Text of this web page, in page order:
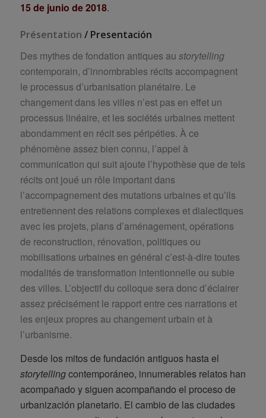
15 de junio de 2018.
Présentation / Presentación
Des mythes de fondation antiques au storytelling
contemporain, d’innombrables récits accompagnent
le processus d’urbanisation planétaire. Le
changement dans les villes n’est pas en effet un
processus linéaire, et les sociétés urbaines mettent
abondamment en récit ses péripéties. À ce
phénomène assez bien connu, l’appel à
communication qui suit ajoute l’hypothèse que de tels
récits ont joué un rôle important dans
l’accompagnement des mutations urbaines et qu’ils
entretiennent des relations complexes et dialectiques
avec les projets, plans d’aménagement, opérations
de reconstruction, rénovation, politiques ou
mobilisations urbaines en général c’est-à-dire toutes
modalités de transformation intentionnelle ou subie
des villes. L’objectif du colloque sera donc d’éclairer
assez précisément le rapport entre ces narrations et
les enjeux propres au changement urbain et à
l’urbanisme.
Desde los mitos de fundación antiguos hasta el
storytellingcontemporáneo, innumerables relatos han
acompañado y siguen acompañando el proceso de
urbanización planetario. El cambio de las ciudades